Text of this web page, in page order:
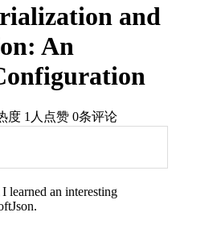
and
An
度 1人点赞 0条评论
learned an interesting